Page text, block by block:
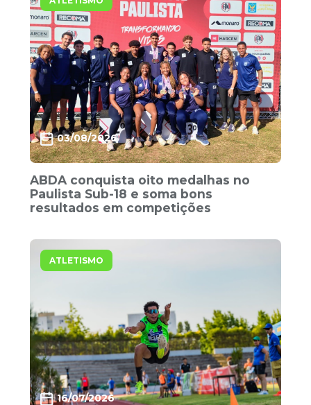
03/08/2026
ABDA conquista oito medalhas no
Paulista Sub-18 e soma bons
resultados em competições
ATLETISMO
16/07/2026